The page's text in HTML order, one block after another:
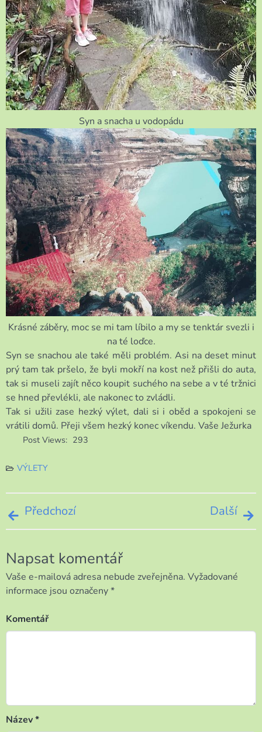
Syn a snacha u vodopádu
Krásné záběry, moc se mi tam líbilo a my se tenktár svezli i
na té loďce.
Syn se snachou ale také měli problém. Asi na deset minut
prý tam tak pršelo, že byli mokří na kost než přišli do auta,
tak si museli zajít něco koupit suchého na sebe a v té tržnici
se hned převlékli, ale nakonec to zvládli.
Tak si užili zase hezký výlet, dali si i oběd a spokojeni se
vrátili domů. Přeji všem hezký konec víkendu. Vaše Ježurka
Post Views: 293
VÝLETY
Navigace
příspěvek
Předchozí Další
Napsat komentář
Vaše e-mailová adresa nebude zveřejněna. Vyžadované
informace jsou označeny*
Komentář
Název*